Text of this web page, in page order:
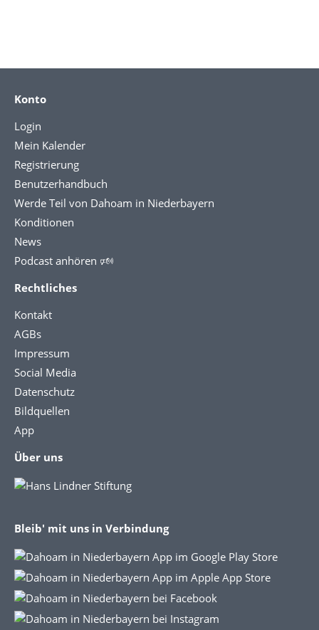
Konto
Login
Mein Kalender
Registrierung
Benutzerhandbuch
Werde Teil von Dahoam in Niederbayern
Konditionen
News
Podcast anhören 🕬
Rechtliches
Kontakt
AGBs
Impressum
Social Media
Datenschutz
Bildquellen
App
Über uns
Bleib' mit uns in Verbindung